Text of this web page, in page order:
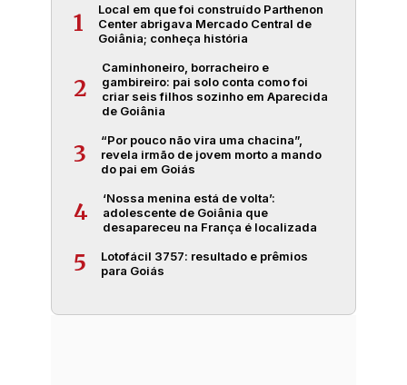
1
Local em que foi construído Parthenon
Center abrigava Mercado Central de
Goiânia; conheça história
2
Caminhoneiro, borracheiro e
gambireiro: pai solo conta como foi
criar seis filhos sozinho em Aparecida
de Goiânia
3
“Por pouco não vira uma chacina”,
revela irmão de jovem morto a mando
do pai em Goiás
4
‘Nossa menina está de volta’:
adolescente de Goiânia que
desapareceu na França é localizada
5
Lotofácil 3757: resultado e prêmios
para Goiás